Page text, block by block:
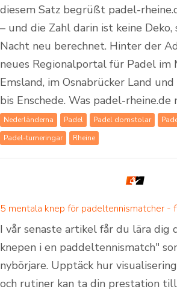
diesem Satz begrüßt padel-
– und die Zahl darin ist keine
Nacht neu berechnet. Hinter der
neues Regionalportal für Padel im
Emsland, im Osnabrücker Land
bis Enschede. Was padel-
Nederländerna Padel Padel domstolar
Padel-turneringar
Rheine
I vår senaste artikel får du lära dig
knepen i en paddeltennismatch"
nybörjare. Upptäck hur
och rutiner kan ta din prestation till